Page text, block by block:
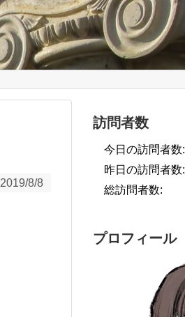
2019/8/8
訪問者数
今日の訪問者数:
昨日の訪問者数:
総訪問者数:
プロフィール